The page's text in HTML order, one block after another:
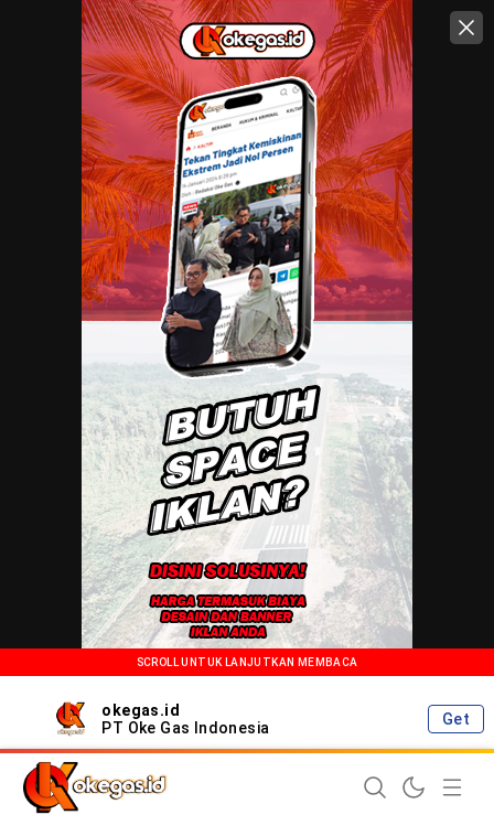
SCROLL UNTUK LANJUTKAN MEMBACA
okegas.id
PT Oke Gas Indonesia
Get